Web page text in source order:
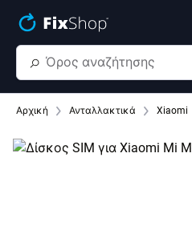
Αρχική Ανταλλακτικά Xiaomi